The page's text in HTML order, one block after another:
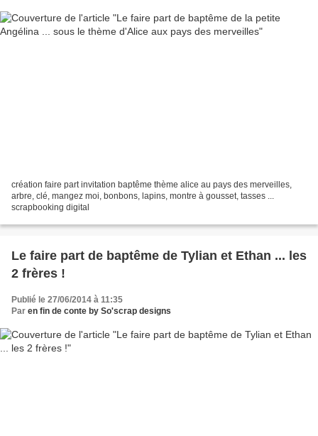
création faire part invitation baptême thème alice au pays des merveilles,
arbre, clé, mangez moi, bonbons, lapins, montre à gousset, tasses ...
scrapbooking digital
Le faire part de baptême de Tylian et Ethan ... les
2 frères !
Publié le 27/06/2014 à 11:35
Par en fin de conte by So'scrap designs